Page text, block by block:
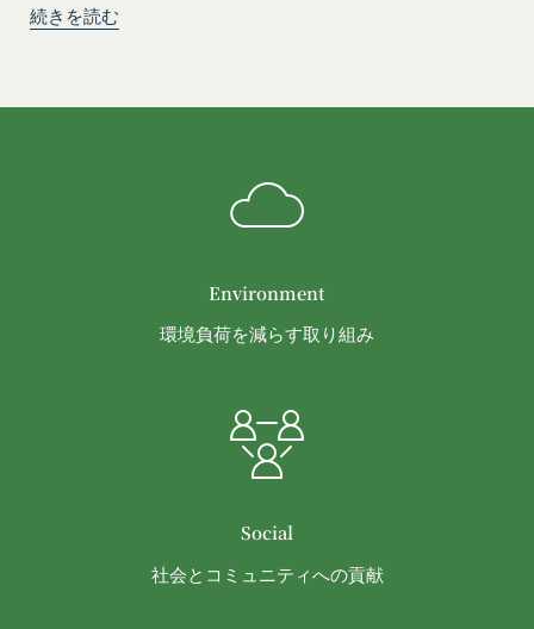
続きを読む
Environment
環境負荷を減らす取り組み
Social
社会とコミュニティへの貢献
会員は、プライバシーポリシーの定めに従い、当社
当社は取得した会員情報を下記の目的に利用するこ
メールマガジンおよび広告等の情報配信並びに
る連絡事項等の通知
ンツおよび広告の開発、提供、メンテナンスお
個人を識別できない形式に加工した上での統計
お客さまアンケートの実施
マーケティング調査、統計、分析
技術サポートの提供、会員からの問い合わせ対